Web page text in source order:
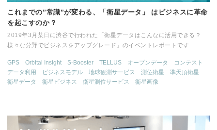
これまでの”常識”が変わる、「衛星データ」 はビジネスに革命
を起こすのか？
2019年3月某日に渋谷で行われた「衛星データはこんなに活用できる？
様々な分野でビジネスをアップグレード」のイベントレポートです
GPS Orbital Insight S-Booster TELLUS オープンデータ
コンテスト
データ利用
ビジネスモデル 地球観測サービス 測位衛星
準天頂衛星
衛星データ
衛星ビジネス 衛星測位サービス 衛星画像